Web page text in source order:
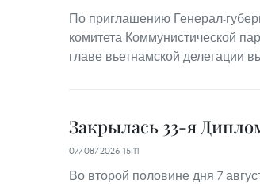
По приглашению Генерал-
комитета Коммунистической
главе вьетнамской делегации
Закрылась 33-я
07/08/2026 15:11
Во второй половине дня 7